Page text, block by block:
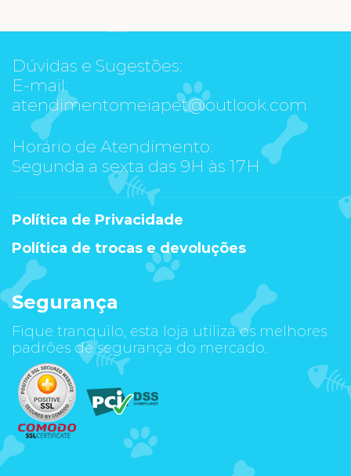
Dúvidas e Sugestões:
E-mail:
atendimentomeiapet@outlook.com
Horário de Atendimento:
Segunda a sexta das 9H às 17H
Política de Privacidade
Política de trocas e devoluções
Segurança
Fique tranquilo, esta loja utiliza os melhores
padrões de segurança do mercado.